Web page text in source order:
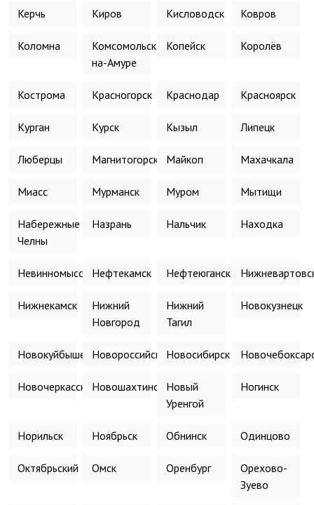
Керчь Киров Кисловодск Ковров
Коломна
Комсомольск-
на-Амуре
Копейск Королёв
Кострома Красногорск Краснодар Красноярск
Курган Курск Кызыл Липецк
Люберцы Магнитогорск Майкоп Махачкала
Миасс Мурманск Муром Мытищи
Набережные
Челны
Назрань Нальчик Находка
Невинномысск Нефтекамск Нефтеюганск
Нижнекамск
Нижний
Новгород
Нижний
Тагил
Новокузнецк
НовокуйбышевскНовороссийск Новосибирск
Новочеркасск Новошахтинск
Новый
Уренгой
Ногинск
Норильск Ноябрьск Обнинск Одинцово
Октябрьский Омск Оренбург
Орехово-
Зуево